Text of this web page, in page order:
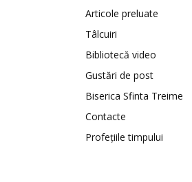
Articole preluate
Tâlcuiri
Bibliotecă video
Gustări de post
Biserica Sfinta Treime
Contacte
Profețiile timpului